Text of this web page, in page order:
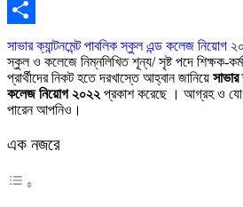
Copy
Link
Share
সাভার ক্যান্টনমেন্ট পাবলিক স্কুল এন্ড কলেজ নিয়োগ
স্কুল ও কলেজে নিম্নলিখিত শূন্য/ সৃষ্ট পদে শিক্ষক-
প্রার্থীদের নিকট হতে দরখাস্তে আহ্বান জানিয়ে সাভার
কলেজ নিয়োগ ২০২২ প্রকাশ করেছে । আগ্রহ ও
পারেন আপনিও।
এক নজরে